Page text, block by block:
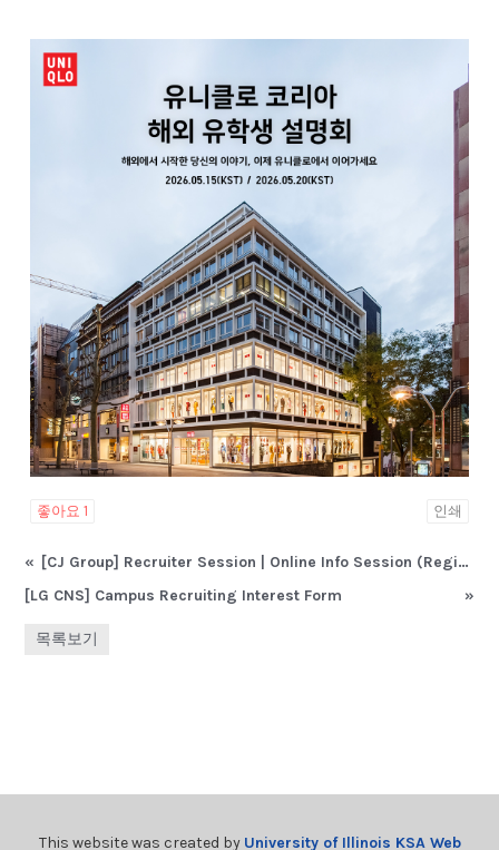
좋아요1 인쇄
«
[CJ Group] Recruiter Session | Online Info Session (Register by Apr 27)
[LG CNS] Campus Recruiting Interest Form
»
목록보기
This website was created by University of Illinois KSA Web